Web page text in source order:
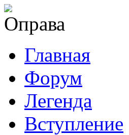
Главная
Форум
Легенда
Вступление